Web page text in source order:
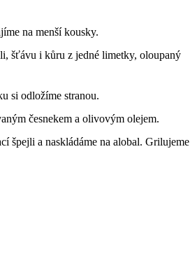
na menší kousky.
šťávu i kůru z jedné limetky, oloupaný
si odložíme stranou.
česnekem a olivovým olejem.
špejli a naskládáme na alobal. Grilujeme